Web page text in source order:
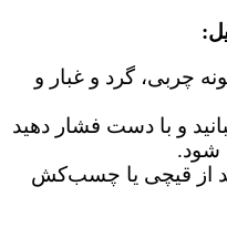
چربی، گرد و غبار و
و با دست فشار دهید
شود.
از قیچی یا چسب‌کش